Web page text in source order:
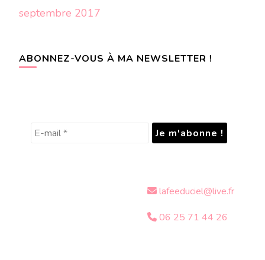
septembre 2017
ABONNEZ-VOUS À MA NEWSLETTER !
lafeeduciel@live.fr
06 25 71 44 26